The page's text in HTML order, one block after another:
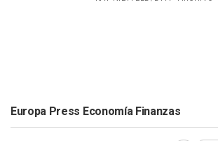
Europa Press Economía Finanzas